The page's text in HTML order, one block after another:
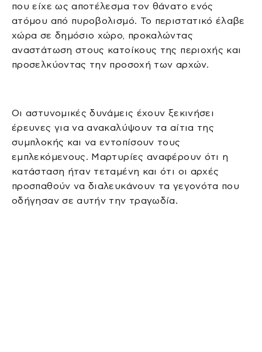
που είχε ως αποτέλεσμα τον θάνατο ενός
ατόμου από πυροβολισμό. Το περιστατικό έλαβε
χώρα σε δημόσιο χώρο, προκαλώντας
αναστάτωση στους κατοίκους της περιοχής και
προσελκύοντας την προσοχή των αρχών.
Οι αστυνομικές δυνάμεις έχουν ξεκινήσει
έρευνες για να ανακαλύψουν τα αίτια της
συμπλοκής και να εντοπίσουν τους
εμπλεκόμενους. Μαρτυρίες αναφέρουν ότι η
κατάσταση ήταν τεταμένη και ότι οι αρχές
προσπαθούν να διαλευκάνουν τα γεγονότα που
οδήγησαν σε αυτήν την τραγωδία.